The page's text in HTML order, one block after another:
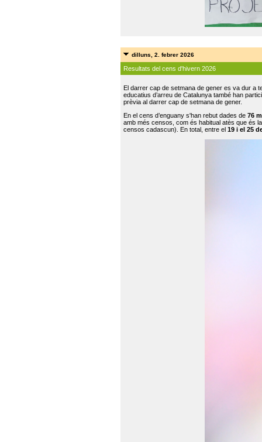
dilluns, 2. febrer 2026
Resultats del cens d'hivern 2026
El darrer cap de setmana de gener es va dur a
educatius d’arreu de Catalunya també han
prèvia al darrer cap de setmana de gener.
En el cens d’enguany s'han rebut dades de 76
amb més censos, com és habitual atès que és
censos cadascun). En total, entre el 19 i el 25